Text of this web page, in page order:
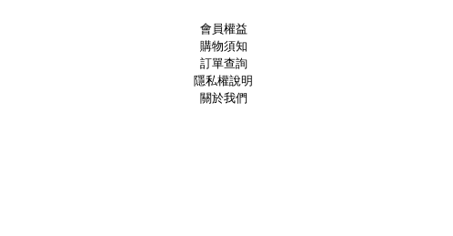
會員權益
購物須知
訂單查詢
隱私權說明
關於我們